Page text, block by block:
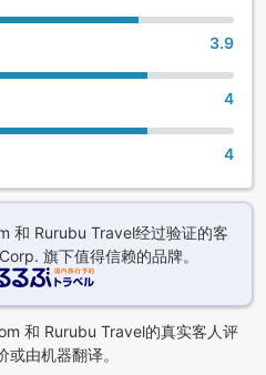
3.9
4
4
和 Rurubu Travel经过验证的客
旗下值得信赖的品牌。
和 Rurubu Travel的真实客人评
或由机器翻译。